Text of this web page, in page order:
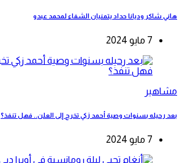
هاني شاكر وديانا حداد يتمنيان الشفاء لمحمد عبدو
7 مايو 2024
مشاهير
بعد رحيله بسنوات وصية أحمد زكي تخرج إلى العلن.. فهل تنفذ؟
7 مايو 2024